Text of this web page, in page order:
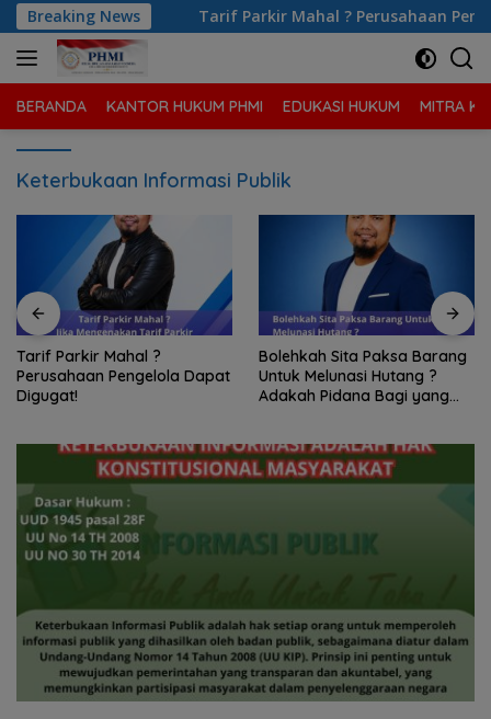
Langsung
ke
konten
Breaking News
Perusahaan Pengelola Dapat Digugat! Bolehkah Sita
BERANDA KANTOR HUKUM PHMI EDUKASI HUKUM MITRA
Keterbukaan Informasi Publik
Bolehkah Sita Paksa Barang
Untuk Melunasi Hutang ?
Adakah Pidana Bagi yang
Bagaimana Cara
Pembuktian Utang Piutang
Tanpa Perjanjian Tertulis ?